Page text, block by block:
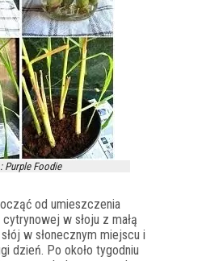
Purple Foodie
od umieszczenia
w słoju z małą
w słonecznym miejscu i
dzień. Po około tygodniu